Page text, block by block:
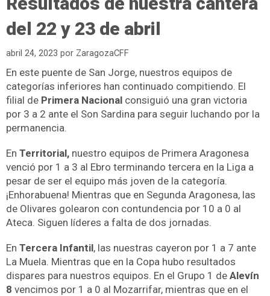
del 22 y 23 de abril
abril 24, 2023 por ZaragozaCFF
En este puente de San Jorge, nuestros equipos de
categorías inferiores han continuado compitiendo. El
filial de Primera Nacional consiguió una gran victoria
por 3 a 2 ante el Son Sardina para seguir luchando por la
permanencia.
En Territorial, nuestro equipos de Primera Aragonesa
venció por 1 a 3 al Ebro terminando tercera en la Liga a
pesar de ser el equipo más joven de la categoría.
¡Enhorabuena! Mientras que en Segunda Aragonesa, las
de Olivares golearon con contundencia por 10 a 0 al
Ateca. Siguen líderes a falta de dos jornadas.
En Tercera Infantil, las nuestras cayeron por 1 a 7 ante
La Muela. Mientras que en la Copa hubo resultados
dispares para nuestros equipos. En el Grupo 1 de Alevín
8 vencimos por 1 a 0 al Mozarrifar, mientras que en el